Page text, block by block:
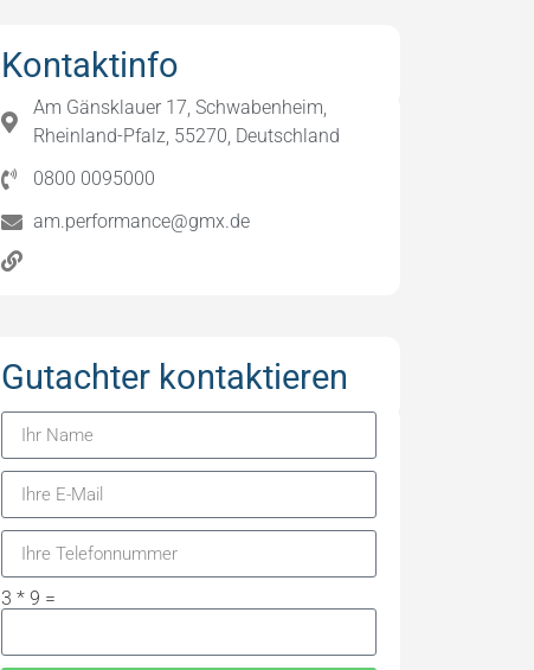
Kontaktinfo
Am Gänsklauer 17, Schwabenheim,
Rheinland-Pfalz, 55270, Deutschland
0800 0095000
am.performance@gmx.de
Gutachter kontaktieren
3 * 9 =